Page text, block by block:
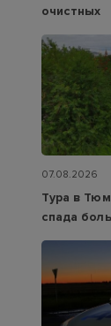
очистных
07.08.2026
Тура в
спада